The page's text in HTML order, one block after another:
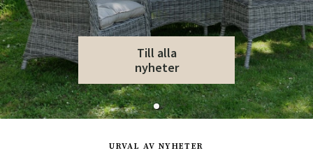
Till alla
nyheter
URVAL AV NYHETER